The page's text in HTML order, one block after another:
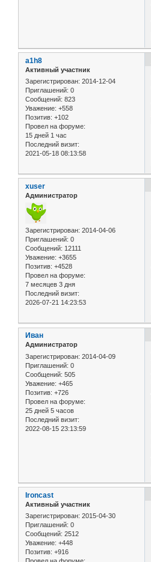
a1h8
Активный участник
Зарегистрирован: 2014-12-04
Приглашений: 0
Сообщений: 823
Уважение: +558
Позитив: +102
Провел на форуме:
15 дней 1 час
Последний визит:
2021-05-18 08:13:58
xuser
Администратор
Зарегистрирован: 2014-04-06
Приглашений: 0
Сообщений: 12111
Уважение: +3655
Позитив: +4528
Провел на форуме:
7 месяцев 3 дня
Последний визит:
2026-07-21 14:23:53
Иван
Администратор
Зарегистрирован: 2014-04-09
Приглашений: 0
Сообщений: 505
Уважение: +465
Позитив: +726
Провел на форуме:
25 дней 5 часов
Последний визит:
2022-08-15 23:13:59
Ironcast
Активный участник
Зарегистрирован: 2015-04-30
Приглашений: 0
Сообщений: 2512
Уважение: +448
Позитив: +916